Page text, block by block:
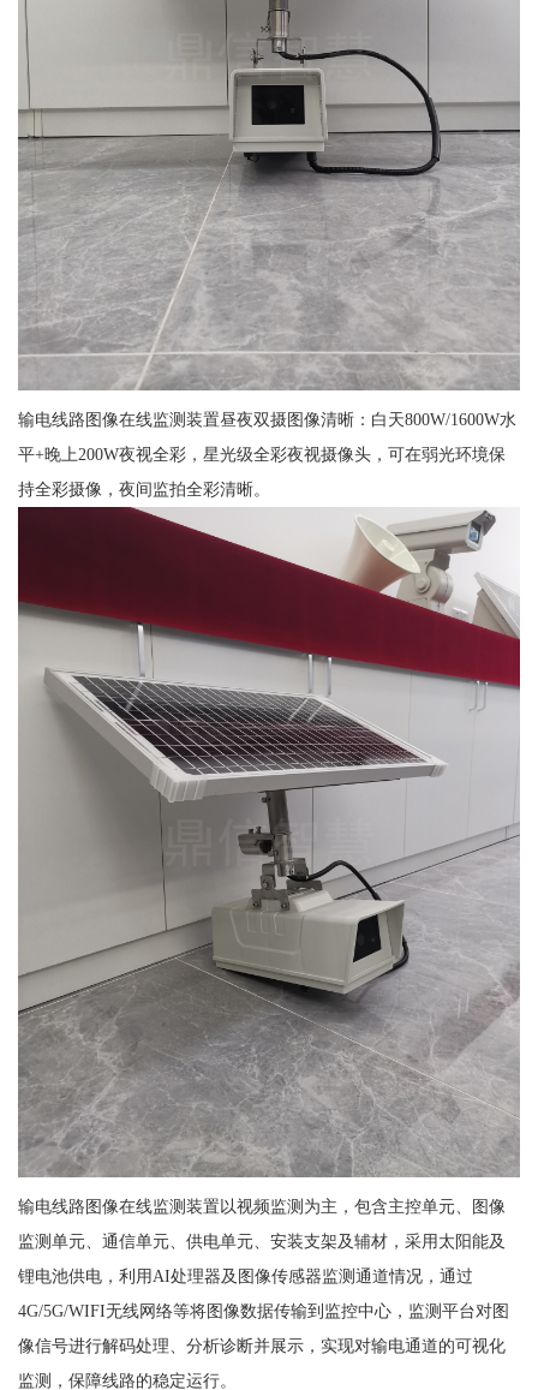
输电线路图像在线监测装置昼夜双摄图像清晰：白天800W/1600W水
平+晚上200W夜视全彩，星光级全彩夜视摄像头，可在弱光环境保
持全彩摄像，夜间监拍全彩清晰。
输电线路图像在线监测装置以视频监测为主，包含主控单元、图像
监测单元、通信单元、供电单元、安装支架及辅材，采用太阳能及
锂电池供电，利用AI处理器及图像传感器监测通道情况，通过
4G/5G/WIFI无线网络等将图像数据传输到监控中心，监测平台对图
像信号进行解码处理、分析诊断并展示，实现对输电通道的可视化
监测，保障线路的稳定运行。